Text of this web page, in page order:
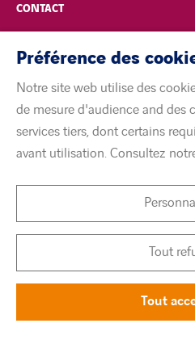
CONTACT
POLITIQUE DE CONFIDENTIALITÉ
MENTIONS LÉGALES
ACCESSIBILITÉ
Préférence des
Notre site web utilise des
de mesure d'audience and des
services tiers, dont certains
avant utilisation. Consultez
Tout
Tout